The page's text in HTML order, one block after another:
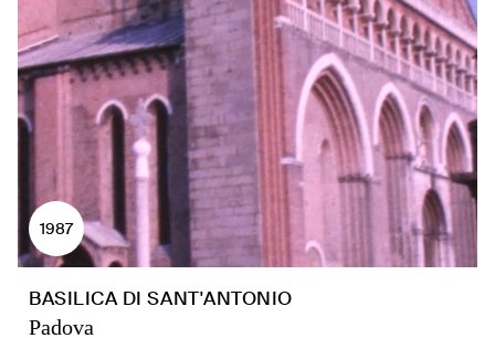
1987
BASILICA DI SANT'ANTONIO
Padova